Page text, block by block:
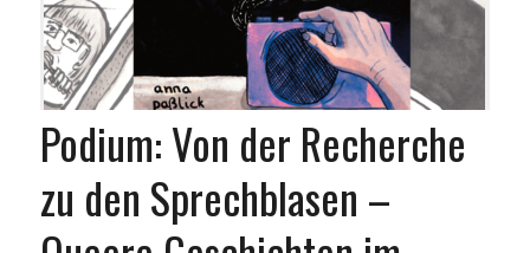
Podium: Von der Recherche
zu den Sprechblasen –